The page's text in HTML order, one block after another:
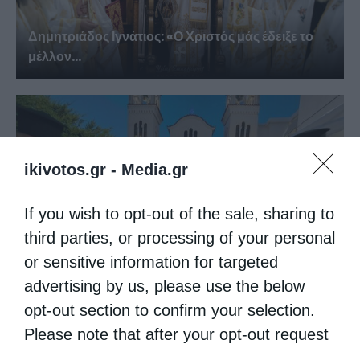
ikivotos.gr - Media.gr
If you wish to opt-out of the sale, sharing to
third parties, or processing of your personal
or sensitive information for targeted
advertising by us, please use the below
opt-out section to confirm your selection.
Please note that after your opt-out request
Δημητριάδος Ιγνάτιος: «Ο Χριστός μάς έδειξε το
μέλλον...
Κορίνθου Παύλος: Να γίνουμε μέτοχοι του φωτός
της...